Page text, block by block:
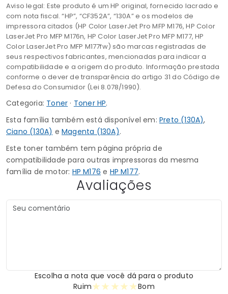
Aviso legal: Este produto é um HP original, fornecido lacrado e
com nota fiscal. “HP”, “CF352A”, “130A” e os modelos de
impressora citados (HP Color LaserJet Pro MFP M176, HP Color
LaserJet Pro MFP M176n, HP Color LaserJet Pro MFP M177, HP
Color LaserJet Pro MFP M177fw) são marcas registradas de
seus respectivos fabricantes, mencionadas para indicar a
compatibilidade e a origem do produto. Informação prestada
conforme o dever de transparência do artigo 31 do Código de
Defesa do Consumidor (Lei 8.078/1990).
Categoria: Toner · Toner HP.
Esta família também está disponível em: Preto (130A),
Ciano (130A) eMagenta (130A).
Este toner também tem página própria de
compatibilidade para outras impressoras da mesma
família de motor: HP M176 e HP M177.
Avaliações
Escolha a nota que você dá para o produto
Ruim
★
★
★
★
★ Bom